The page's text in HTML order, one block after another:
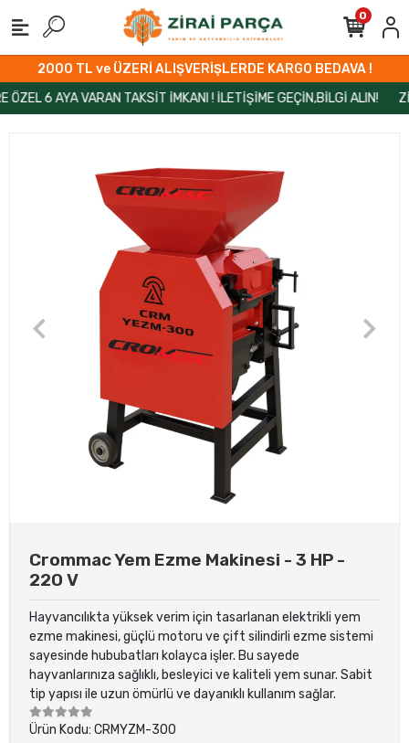
2000 TL ve ÜZERİ ALIŞVERİŞLERDE KARGO BEDAVA !
6 AYA VARAN TAKSİT İMKANI ! İLETİŞİME GEÇİN,BİLGİ ALIN!
0
Crommac Yem Ezme Makinesi - 3 HP -
220 V
Hayvancılıkta yüksek verim için tasarlanan elektrikli yem
ezme makinesi, güçlü motoru ve çift silindirli ezme sistemi
sayesinde hububatları kolayca işler. Bu sayede
hayvanlarınıza sağlıklı, besleyici ve kaliteli yem sunar. Sabit
tip yapısı ile uzun ömürlü ve dayanıklı kullanım sağlar.
Ürün Kodu: CRMYZM-300